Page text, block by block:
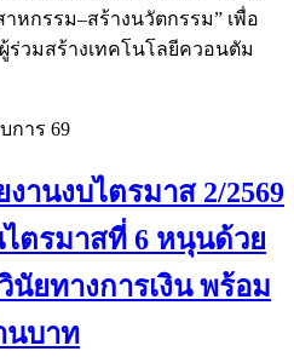
หกรรม–สร้างนวัตกรรม” เพื่อ
ร่วมสร้างเทคโนโลยีควอนตัม
านงบไตรมาส 2/2569
ไตรมาสที่ 6 หนุนด้วย
นัยทางการเงิน พร้อม
นบาท